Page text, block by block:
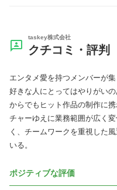
taskey株式会社
クチコミ・評判
エンタメ愛を持つメンバーが
好きな人にとってはやりがい
からでもヒット作品の制作に
チャーゆえに業務範囲が広く
く、チームワークを重視した
いる。
ポジティブな評価